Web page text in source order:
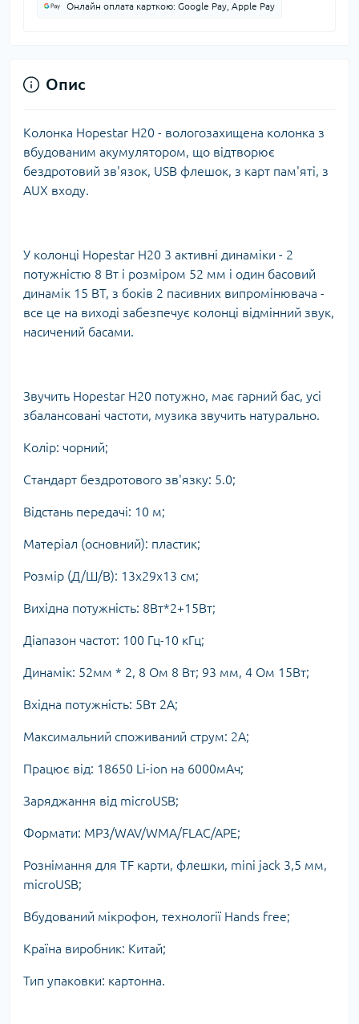
Онлайн оплата карткою: Google Pay, Apple Pay
Опис
Колонка Hopestar H20 - вологозахищена колонка з
вбудованим акумулятором, що відтворює
бездротовий зв'язок, USB флешок, з карт пам'яті, з
AUX входу.
У колонці Hopestar H20 3 активні динаміки - 2
потужністю 8 Вт і розміром 52 мм і один басовий
динамік 15 ВТ, з боків 2 пасивних випромінювача -
все це на виході забезпечує колонці відмінний звук,
насичений басами.
Звучить Hopestar H20 потужно, має гарний бас, усі
збалансовані частоти, музика звучить натурально.
Колір: чорний;
Стандарт бездротового зв'язку: 5.0;
Відстань передачі: 10 м;
Матеріал (основний): пластик;
Розмір (Д/Ш/В): 13х29х13 см;
Вихідна потужність: 8Вт*2+15Вт;
Діапазон частот: 100 Гц-10 кГц;
Динамік: 52мм * 2, 8 Ом 8 Вт; 93 мм, 4 Ом 15Вт;
Вхідна потужність: 5Вт 2А;
Максимальний споживаний струм: 2А;
Працює від: 18650 Li-ion на 6000мАч;
Заряджання від microUSB;
Формати: MP3/WAV/WMA/FLAC/APE;
Рознімання для TF карти, флешки, mini jack 3,5 мм,
microUSB;
Вбудований мікрофон, технології Hands free;
Країна виробник: Китай;
Тип упаковки: картонна.